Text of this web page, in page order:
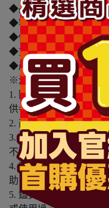
◆品名：日本獅王
◆容量/規格：130g
◆保存期限(天)：1095
◆貨源：公司貨
◆產地：日本
※溫馨提醒：
1. 因電腦螢幕設定及
供參考，依實際收到商
2. 商品包裝會有新舊轉
3. 商品下訂前，建議
不符或肌膚不適等症狀
4. 商品使用後若出現不
助。
5. 鑑賞期非試用期，